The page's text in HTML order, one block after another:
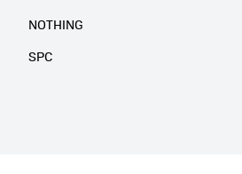
NOTHING
SPC